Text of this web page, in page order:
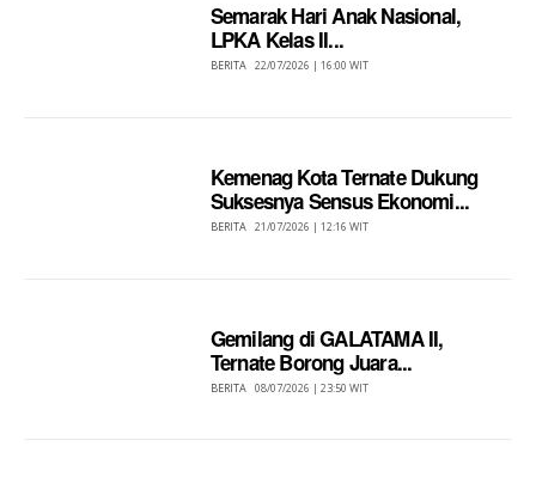
Semarak Hari Anak Nasional,
LPKA Kelas II...
BERITA 22/07/2026 | 16:00 WIT
Kemenag Kota Ternate Dukung
Suksesnya Sensus Ekonomi...
BERITA 21/07/2026 | 12:16 WIT
Gemilang di GALATAMA II,
Ternate Borong Juara...
BERITA 08/07/2026 | 23:50 WIT